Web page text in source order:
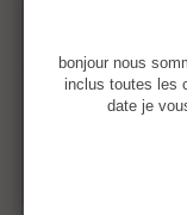
Ajouter au
Ajouter à
bonjour nous
inclus toutes les
date je